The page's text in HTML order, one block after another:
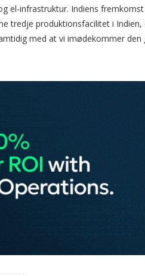
el-infrastruktur. Indiens
tredje produktionsfacilitet i
med at vi imødekommer den